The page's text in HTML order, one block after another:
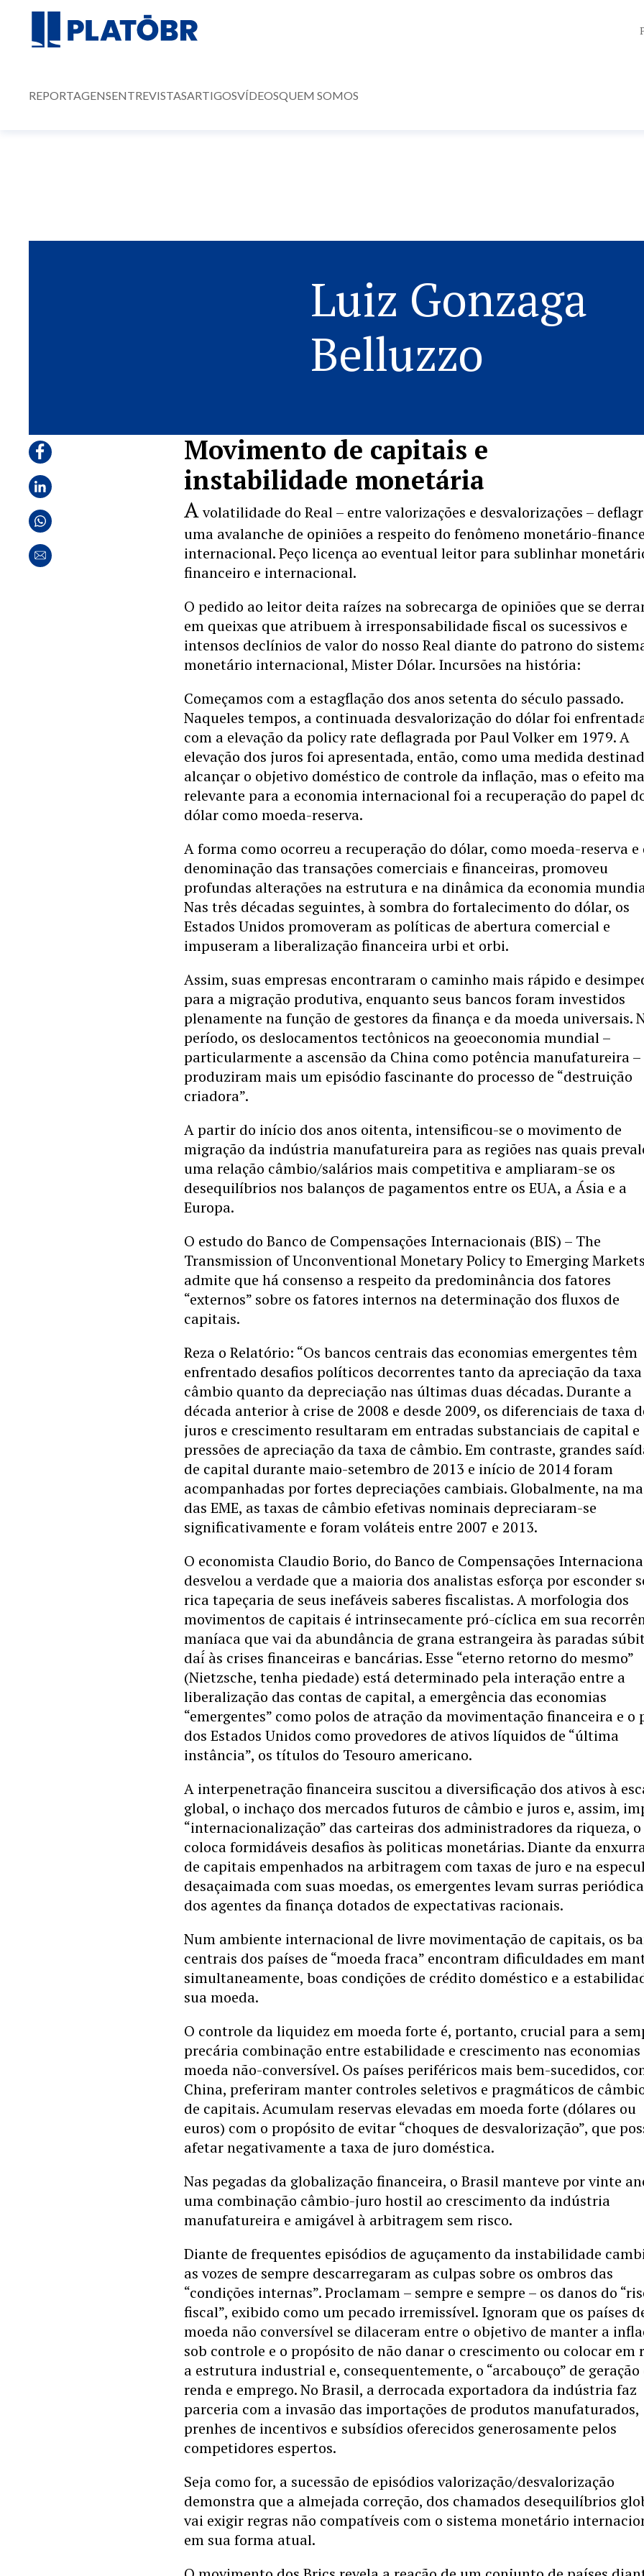
REPORTAGENSENTREVISTASARTIGOSVÍDEOSQUEM SOMOS
Luiz Gonzaga
Belluzzo
Movimento de capitais e
instabilidade monetária
Avolatilidade do Real – entre valorizações e desvalorizações –
uma avalanche de opiniões a respeito do fenômeno monetário-
internacional. Peço licença ao eventual leitor para sublinhar
financeiro e internacional.
O pedido ao leitor deita raízes na sobrecarga de opiniões que se
em queixas que atribuem à irresponsabilidade fiscal os sucessivos e
intensos declínios de valor do nosso Real diante do patrono do
monetário internacional, Mister Dólar. Incursões na história:
Começamos com a estagflação dos anos setenta do século passado.
Naqueles tempos, a continuada desvalorização do dólar foi
com a elevação da policy rate deflagrada por Paul Volker em 1979. A
elevação dos juros foi apresentada, então, como uma medida
alcançar o objetivo doméstico de controle da inflação, mas o efeito
relevante para a economia internacional foi a recuperação do papel
dólar como moeda-reserva.
A forma como ocorreu a recuperação do dólar, como moeda-reserva e
denominação das transações comerciais e financeiras, promoveu
profundas alterações na estrutura e na dinâmica da economia
Nas três décadas seguintes, à sombra do fortalecimento do dólar, os
Estados Unidos promoveram as políticas de abertura comercial e
impuseram a liberalização financeira urbi et orbi.
Assim, suas empresas encontraram o caminho mais rápido e
para a migração produtiva, enquanto seus bancos foram investidos
plenamente na função de gestores da finança e da moeda universais.
período, os deslocamentos tectônicos na geoeconomia mundial –
particularmente a ascensão da China como potência manufatureira –
produziram mais um episódio fascinante do processo de “destruição
criadora”.
A partir do início dos anos oitenta, intensificou-se o movimento de
migração da indústria manufatureira para as regiões nas quais
uma relação câmbio/salários mais competitiva e ampliaram-se os
desequilíbrios nos balanços de pagamentos entre os EUA, a Ásia e a
Europa.
O estudo do Banco de Compensações Internacionais (BIS) – The
Transmission of Unconventional Monetary Policy to Emerging
admite que há consenso a respeito da predominância dos fatores
“externos” sobre os fatores internos na determinação dos fluxos de
capitais.
Reza o Relatório: “Os bancos centrais das economias emergentes têm
enfrentado desafios políticos decorrentes tanto da apreciação da taxa
câmbio quanto da depreciação nas últimas duas décadas. Durante a
década anterior à crise de 2008 e desde 2009, os diferenciais de taxa
juros e crescimento resultaram em entradas substanciais de capital e
pressões de apreciação da taxa de câmbio. Em contraste, grandes
de capital durante maio-setembro de 2013 e início de 2014 foram
acompanhadas por fortes depreciações cambiais. Globalmente, na
das EME, as taxas de câmbio efetivas nominais depreciaram-se
significativamente e foram voláteis entre 2007 e 2013.
O economista Claudio Borio, do Banco de Compensações
desvelou a verdade que a maioria dos analistas esforça por esconder
rica tapeçaria de seus inefáveis saberes fiscalistas. A morfologia dos
movimentos de capitais é intrinsecamente pró-cíclica em sua
maníaca que vai da abundância de grana estrangeira às paradas
daí́ às crises financeiras e bancárias. Esse “eterno retorno do mesmo”
(Nietzsche, tenha piedade) está determinado pela interação entre a
liberalização das contas de capital, a emergência das economias
“emergentes” como polos de atração da movimentação financeira e o
dos Estados Unidos como provedores de ativos líquidos de “última
instância”, os títulos do Tesouro americano.
A interpenetração financeira suscitou a diversificação dos ativos à
global, o inchaço dos mercados futuros de câmbio e juros e, assim,
“internacionalização” das carteiras dos administradores da riqueza, o
coloca formidáveis desafios às politicas monetárias. Diante da
de capitais empenhados na arbitragem com taxas de juro e na
desaçaimada com suas moedas, os emergentes levam surras
dos agentes da finança dotados de expectativas racionais.
Num ambiente internacional de livre movimentação de capitais, os
centrais dos países de “moeda fraca” encontram dificuldades em
simultaneamente, boas condições de crédito doméstico e a
sua moeda.
O controle da liquidez em moeda forte é, portanto, crucial para a
precária combinação entre estabilidade e crescimento nas economias
moeda não-conversível. Os países periféricos mais bem-sucedidos,
China, preferiram manter controles seletivos e pragmáticos de
de capitais. Acumulam reservas elevadas em moeda forte (dólares ou
euros) com o propósito de evitar “choques de desvalorização”, que
afetar negativamente a taxa de juro doméstica.
Nas pegadas da globalização financeira, o Brasil manteve por vinte
uma combinação câmbio-juro hostil ao crescimento da indústria
manufatureira e amigável à arbitragem sem risco.
Diante de frequentes episódios de aguçamento da instabilidade
as vozes de sempre descarregaram as culpas sobre os ombros das
“condições internas”. Proclamam – sempre e sempre – os danos do
fiscal”, exibido como um pecado irremissível. Ignoram que os países
moeda não conversível se dilaceram entre o objetivo de manter a
sob controle e o propósito de não danar o crescimento ou colocar em
a estrutura industrial e, consequentemente, o “arcabouço” de geração
renda e emprego. No Brasil, a derrocada exportadora da indústria faz
parceria com a invasão das importações de produtos manufaturados,
prenhes de incentivos e subsídios oferecidos generosamente pelos
competidores espertos.
Seja como for, a sucessão de episódios valorização/desvalorização
demonstra que a almejada correção, dos chamados desequilíbrios
vai exigir regras não compatíveis com o sistema monetário
em sua forma atual.